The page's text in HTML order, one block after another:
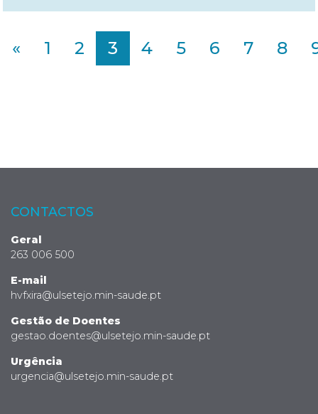
« 1 2 3 4 5 6 7 8
CONTACTOS
Geral
263 006 500
E-mail
hvfxira@ulsetejo.min-saude.pt
Gestão de Doentes
gestao.doentes@ulsetejo.min-saude.pt
Urgência
urgencia@ulsetejo.min-saude.pt